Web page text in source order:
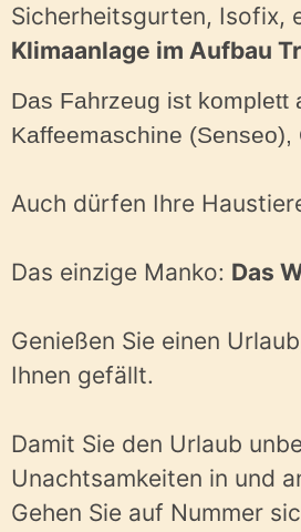
Sicherheitsgurten, Isofix,
Klimaanlage im Aufbau
Das Fahrzeug ist komplett
Kaffeemaschine (Senseo),
Auch dürfen Ihre
Das einzige Manko: Das
Genießen Sie einen
Ihnen gefällt.
Damit Sie den Urlaub
Unachtsamkeiten in und
Gehen Sie auf Nummer